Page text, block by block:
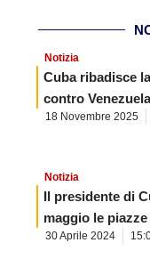
Notizia
Cuba ribadisce
contro Venezuela
18 Novembre 2025
Notizia
Il presidente di
maggio le
30 Aprile 2024